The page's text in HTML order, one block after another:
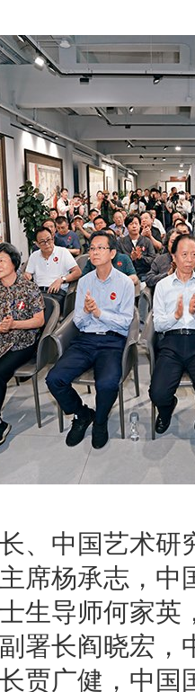
、中国艺术
席杨承志，
生导师何家英
署长阎晓宏
贾广健，中